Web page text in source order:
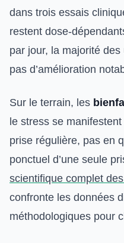
dans trois essais
restent dose-
par jour, la majorité
pas d’amélioration
Sur le terrain, les
le stress se
prise régulière, pas en
ponctuel d’une seule
scientifique complet
confronte les données
méthodologiques pour